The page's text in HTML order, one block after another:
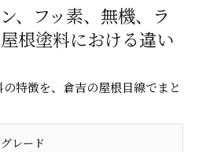
、フッ素、無機、ラ
根塗料における違い
特徴を、倉吉の屋根目線でまと
グレード